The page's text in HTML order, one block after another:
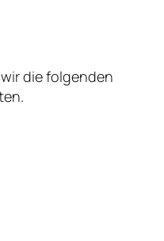
die folgenden